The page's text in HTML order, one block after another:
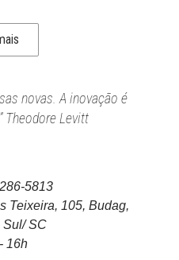
novas. A inovação é
Theodore Levitt
5813
Teixeira, 105, Budag,
Sul/ SC
16h